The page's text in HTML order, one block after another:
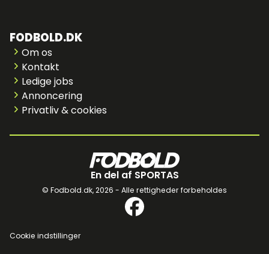
FODBOLD.DK
Om os
Kontakt
Ledige jobs
Annoncering
Privatliv & cookies
En del af SPORTAS
© Fodbold.dk,2026 - Alle rettigheder forbeholdes
Cookie indstillinger